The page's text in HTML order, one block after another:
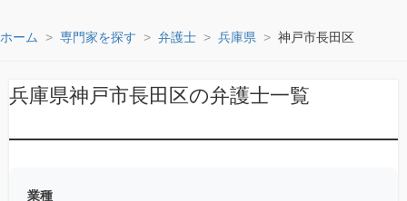
ホーム 専門家を探す 弁護士 兵庫県 神戸市長田区
兵庫県神戸市長田区の弁護士一覧
業種